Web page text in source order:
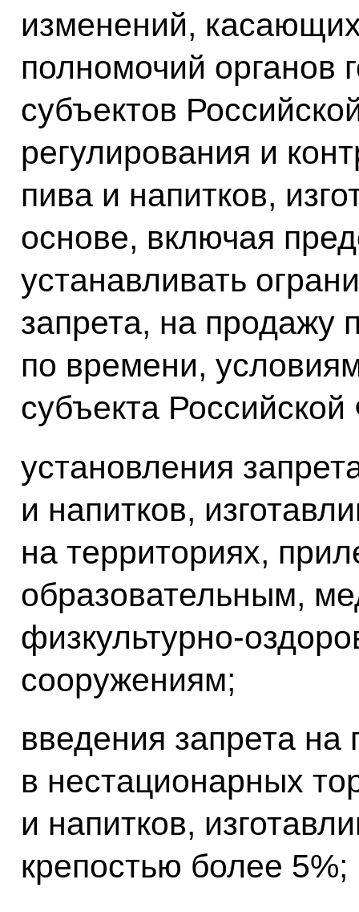
изменений,
полномочий органов
субъектов
регулирования и
пива и напитков,
основе, включая
устанавливать
запрета, на продажу
по времени,
субъекта
установления
и напитков,
на территориях,
образовательным,
физкультурно-
сооружениям;
введения запрета на
в нестационарных
и напитков,
крепостью более 5%;